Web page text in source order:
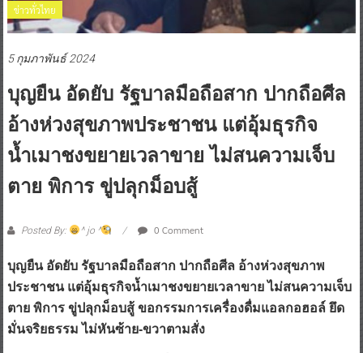
ข่าวทั่วไทย
5 กุมภาพันธ์ 2024
บุญยืน อัดยับ รัฐบาลมือถือสาก ปากถือศีล
อ้างห่วงสุขภาพประชาชน แต่อุ้มธุรกิจ
น้ำเมาชงขยายเวลาขาย ไม่สนความเจ็บ
ตาย พิการ ขู่ปลุกม็อบสู้
Posted By: ^ jo ^ 0 Comment
บุญยืน อัดยับ รัฐบาลมือถือสาก ปากถือศีล อ้างห่วงสุขภาพ
ประชาชน แต่อุ้มธุรกิจน้ำเมาชงขยายเวลาขาย ไม่สนความเจ็บ
ตาย พิการ ขู่ปลุกม็อบสู้ ขอกรรมการเครื่องดื่มแอลกอฮอล์ ยึด
มั่นจริยธรรม ไม่หันซ้าย-ขวาตามสั่ง